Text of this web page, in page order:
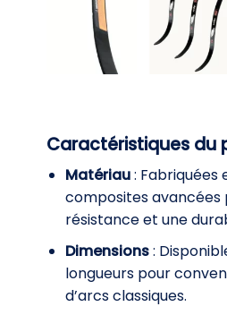
Caractéristiques du
Matériau: Fabriquées
composites avancées
résistance et une
Dimensions:
longueurs pour
d’arcs classiques.